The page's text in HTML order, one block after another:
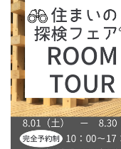
栃木
群馬
奈良
滋賀
和歌山
愛媛
鳥取
島根
広島
佐賀
熊本
大分
宮崎
※現住所のある都道府
くの展示場又は店舗に
応します。お気軽にご
茨城県
栃木県
群馬県
熊本県
大分県
宮崎県
鹿児島県